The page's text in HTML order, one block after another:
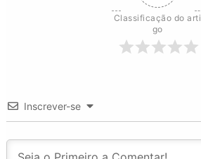
Classificação do arti
go
Inscrever-se